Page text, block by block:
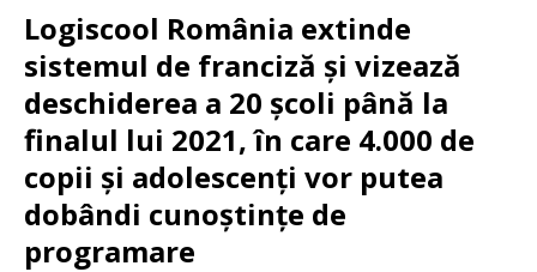
Logiscool România extinde
sistemul de franciză și vizează
deschiderea a 20 școli până la
finalul lui 2021, în care 4.000 de
copii și adolescenți vor putea
dobândi cunoștințe de
programare